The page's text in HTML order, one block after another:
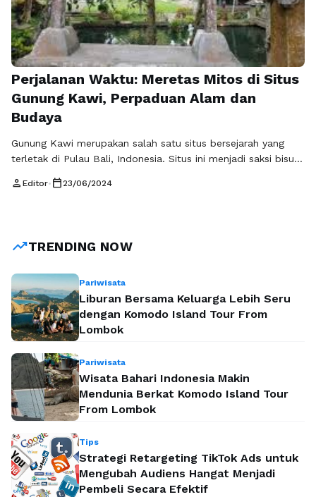
Perjalanan Waktu: Meretas Mitos di Situs
Gunung Kawi, Perpaduan Alam dan
Budaya
Gunung Kawi merupakan salah satu situs bersejarah yang
terletak di Pulau Bali, Indonesia. Situs ini menjadi saksi bisu
yang memesona. Perjalanan ke Gunung Kawi tidak hanya
Selengkapnya
person Editor• calendar_today 23/06/2024
trending_upTRENDING NOW
Pariwisata
Liburan Bersama Keluarga Lebih Seru
dengan Komodo Island Tour From
Lombok
Pariwisata
Wisata Bahari Indonesia Makin
Mendunia Berkat Komodo Island Tour
From Lombok
Tips
Strategi Retargeting TikTok Ads untuk
Mengubah Audiens Hangat Menjadi
Pembeli Secara Efektif